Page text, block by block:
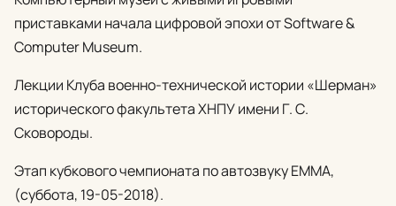
приставками начала цифровой эпохи от Software &
Computer Museum.
Лекции Клуба военно-технической истории «Шерман»
исторического факультета ХНПУ имени Г. С.
Сковороды.
Этап кубкового чемпионата по автозвуку ЕММА,
(суббота, 19-05-2018).